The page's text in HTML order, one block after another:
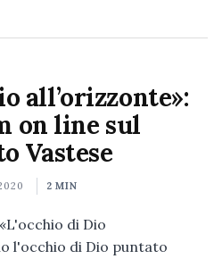
all’orizzonte»:
on line sul
Vastese
2 MIN
di Dio
l'occhio di Dio puntato